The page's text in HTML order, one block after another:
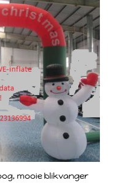
mooie blikvanger